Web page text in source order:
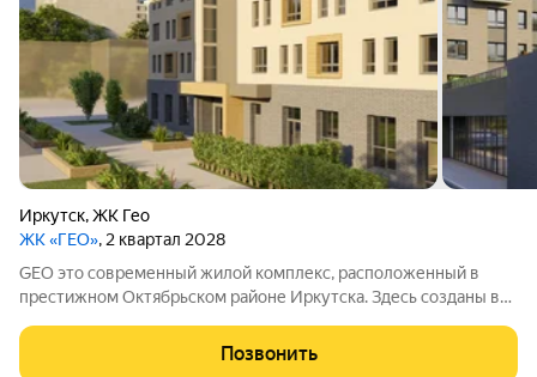
Иркутск,ЖК Гео
ЖК «ГЕО», 2 квартал 2028
GEO это современный жилой комплекс, расположенный в
престижном Октябрьском районе Иркутска. Здесь созданы все
инфраструктура, возможности для отдыха и общения.
Позвонить